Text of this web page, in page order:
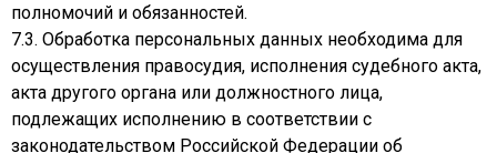
полномочий и обязанностей.
7.3. Обработка персональных данных необходима для
осуществления правосудия, исполнения судебного акта,
акта другого органа или должностного лица,
подлежащих исполнению в соответствии с
законодательством Российской Федерации об